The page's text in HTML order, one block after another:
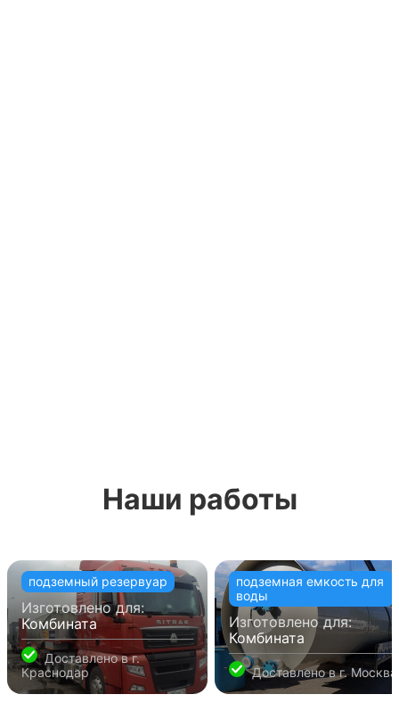
Наши работы
подземный резервуар
Изготовлено для:
Комбината
Доставлено вг.
Краснодар
подземная емкость для
воды
Изготовлено для:
Комбината
Доставлено вг. Москва